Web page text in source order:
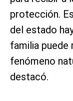
protección.
del estado
familia puede
fenómeno
destacó.